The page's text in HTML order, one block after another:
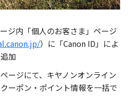
ジ内「個人のお客さま」ページ
）に「Canon ID」によ
加
ージにて、キヤノンオンライン
ーポン・ポイント情報を一括で